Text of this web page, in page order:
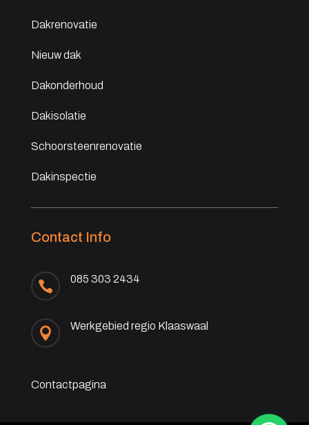
Dakrenovatie
Nieuw dak
Dakonderhoud
Dakisolatie
Schoorsteenrenovatie
Dakinspectie
Contact Info
 085 303 2434
 Werkgebied regio Klaaswaal
Contactpagina